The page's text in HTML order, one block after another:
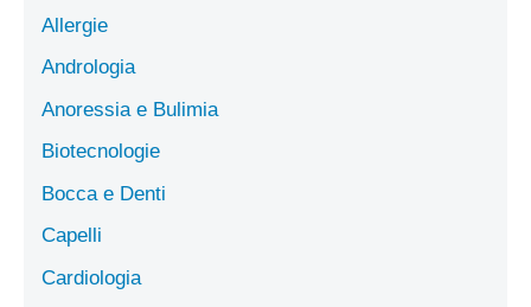
Allergie
Andrologia
Anoressia e Bulimia
Biotecnologie
Bocca e Denti
Capelli
Cardiologia